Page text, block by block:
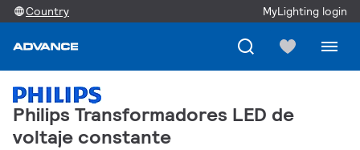
Country MyLighting login
Philips Transformadores LED de
voltaje constante